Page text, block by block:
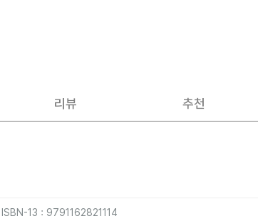
리뷰 추천
ISBN-13 : 9791162821114